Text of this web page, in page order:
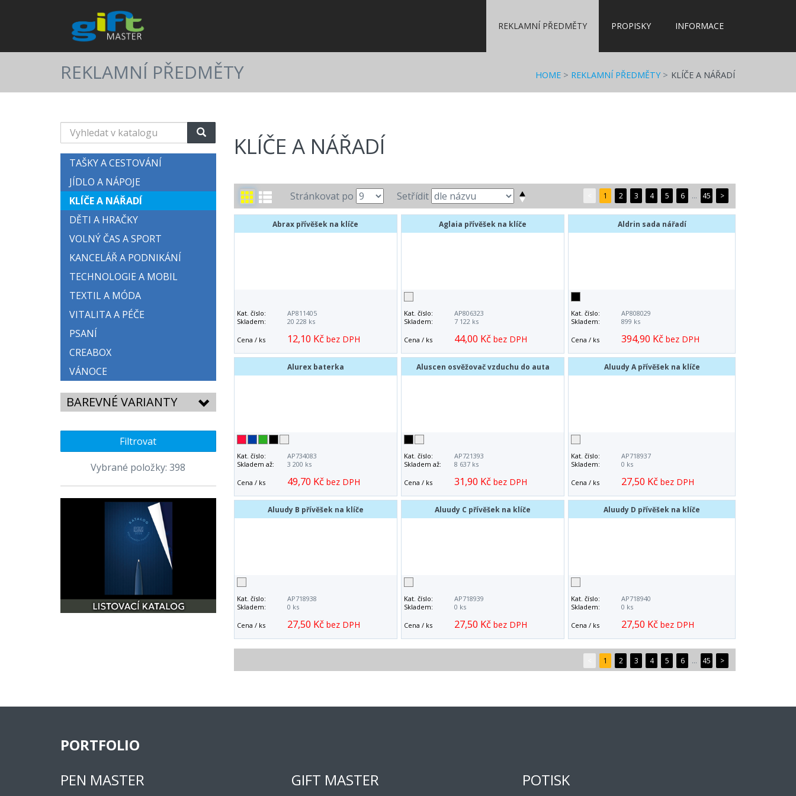
REKLAMNÍ PŘEDMĚTY PROPISKY INFORMACE
REKLAMNÍ PŘEDMĚTY HOME > REKLAMNÍ PŘEDMĚTY> KLÍČE A NÁŘADÍ
Vyhledat
v
katalogu
TAŠKY A CESTOVÁNÍ
JÍDLO A NÁPOJE
KLÍČE A NÁŘADÍ
DĚTI A HRAČKY
VOLNÝ ČAS A SPORT
KANCELÁŘ A PODNIKÁNÍ
TECHNOLOGIE A MOBIL
TEXTIL A MÓDA
VITALITA A PÉČE
PSANÍ
CREABOX
VÁNOCE
BAREVNÉ VARIANTY
Filtrovat
Vybrané položky: 398
KLÍČE A NÁŘADÍ
Stránkovat po Setřídit 1 2 3 4 5 6 ... 45 >
Abrax přívěšek na klíče
Kat. číslo:
AP811405
Skladem:
20 228 ks
Cena / ks 12,10 Kč bez DPH
Aglaia přívěšek na klíče
Kat. číslo:
AP806323
Skladem:
7 122 ks
Cena / ks 44,00 Kč bez DPH
Aldrin sada nářadí
Kat. číslo:
AP808029
Skladem:
899 ks
Cena / ks 394,90 Kčbez DPH
Alurex baterka
Kat. číslo:
AP734083
Skladem až:
3 200 ks
Cena / ks 49,70 Kč bez DPH
Aluscen osvěžovač vzduchu do auta
Kat. číslo:
AP721393
Skladem až:
8 637 ks
Cena / ks 31,90 Kč bez DPH
Aluudy A přívěšek na klíče
Kat. číslo:
AP718937
Skladem:
0 ks
Cena / ks 27,50 Kčbez DPH
Aluudy B přívěšek na klíče
Kat. číslo:
AP718938
Skladem:
0 ks
Cena / ks 27,50 Kč bez DPH
Aluudy C přívěšek na klíče
Kat. číslo:
AP718939
Skladem:
0 ks
Cena / ks 27,50 Kč bez DPH
Aluudy D přívěšek na klíče
Kat. číslo:
AP718940
Skladem:
0 ks
Cena / ks 27,50 Kčbez DPH
1 2 3 4 5 6 ... 45 >
PORTFOLIO
PEN MASTER
GIFT MASTER POTISK